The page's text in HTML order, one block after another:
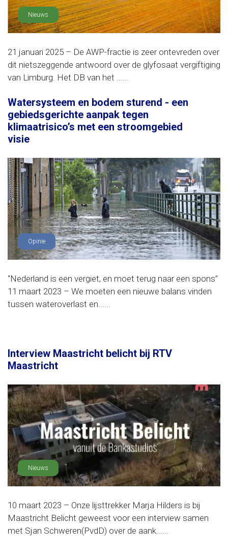
Nieuws
21 januari 2025 – De AWP-fractie is zeer ontevreden over
dit nietszeggende antwoord over de glyfosaat vergiftiging
van Limburg. Het DB van het ......
Watersysteem en bodem sturend - een
gebiedsgerichte aanpak tegen
klimaatrisico’s met een stroomgebied
visie
Opinie
“Nederland is een vergiet, en moet terug naar een spons”
11 maart 2023 – We moeten een nieuwe balans vinden
tussen wateroverlast en......
Interview Maastricht belicht bij RTV
Maastricht
Nieuws
10 maart 2023 – Onze lijsttrekker Marja Hilders is bij
Maastricht Belicht geweest voor een interview samen
met Sjan Schweren(PvdD) over de aank......